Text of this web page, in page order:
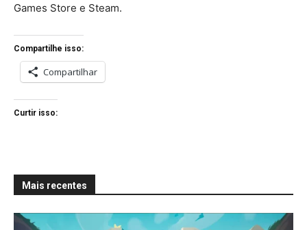
Games Store e Steam.
Compartilhe isso:
Compartilhar
Curtir isso:
Mais recentes